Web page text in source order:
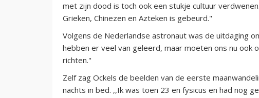
met zijn dood is toch ook een stukje cultuur
Grieken, Chinezen en Azteken is gebeurd."
Volgens de Nederlandse astronaut was de uitdaging
hebben er veel van geleerd, maar moeten ons nu ook
richten."
Zelf zag Ockels de beelden van de eerste
nachts in bed. ,,Ik was toen 23 en fysicus en had nog